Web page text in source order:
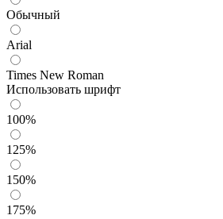
Обычный
Arial
Times New Roman
Использовать шрифт
100%
125%
150%
175%